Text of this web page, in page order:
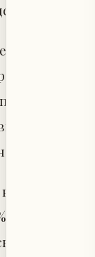
февраля.
на
о
по
доллар
между